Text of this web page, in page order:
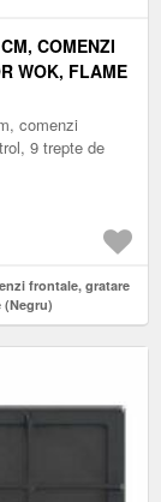
COMENZI
WOK, FLAME
comenzi
9 trepte de
frontale, gratare
(Negru)